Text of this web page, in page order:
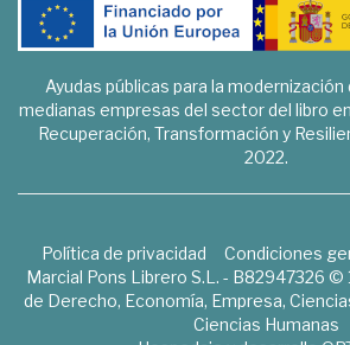
Ayudas públicas para la
medianas empresas del sector del libro
Recuperación, Transformación y
2022.
Política de privacidad Condiciones
Marcial Pons Librero S.L. - B82947326 ©
de Derecho, Economía, Empresa,
Ciencias Humanas